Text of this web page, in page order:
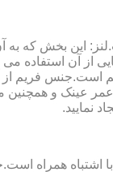
این بخش که
از آن
است.جنس
عینک و همچنین
نمایید.
اشتباه همراه